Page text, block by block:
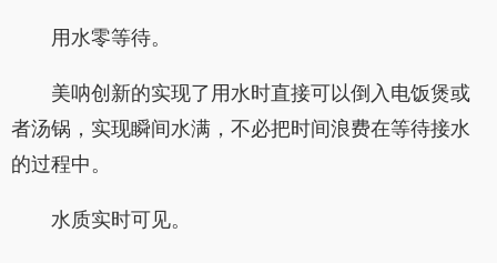
用水零等待。
美呐创新的实现了用水时直接可以倒入电饭煲或
者汤锅，实现瞬间水满，不必把时间浪费在等待接水
的过程中。
水质实时可见。